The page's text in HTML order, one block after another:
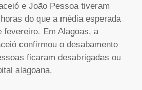
e João Pessoa tiveram
do que a média esperada
fevereiro. Em Alagoas, a
confirmou o desabamento
ficaram desabrigadas ou
alagoana.